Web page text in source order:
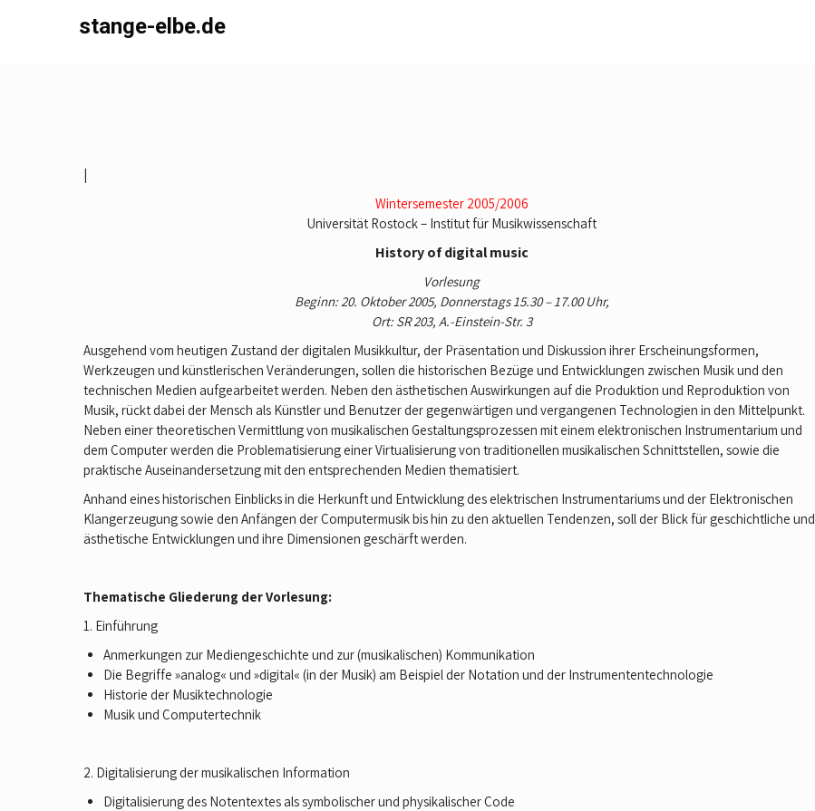
stange-elbe.de
|
Wintersemester 2005/2006
Universität Rostock – Institut für Musikwissenschaft
History of digital music
Vorlesung
Beginn: 20. Oktober 2005, Donnerstags 15.30 – 17.00 Uhr,
Ort: SR 203, A.-Einstein-Str. 3
Ausgehend vom heutigen Zustand der digitalen Musikkultur, der Präsentation und Diskussion ihrer Erscheinungsformen,
Werkzeugen und künstlerischen Veränderungen, sollen die historischen Bezüge und Entwicklungen zwischen Musik und den
technischen Medien aufgearbeitet werden. Neben den ästhetischen Auswirkungen auf die Produktion und Reproduktion von
Musik, rückt dabei der Mensch als Künstler und Benutzer der gegenwärtigen und vergangenen Technologien in den Mittelpunkt.
Neben einer theoretischen Vermittlung von musikalischen Gestaltungsprozessen mit einem elektronischen Instrumentarium und
dem Computer werden die Problematisierung einer Virtualisierung von traditionellen musikalischen Schnittstellen, sowie die
praktische Auseinandersetzung mit den entsprechenden Medien thematisiert.
Anhand eines historischen Einblicks in die Herkunft und Entwicklung des elektrischen Instrumentariums und der Elektronischen
Klangerzeugung sowie den Anfängen der Computermusik bis hin zu den aktuellen Tendenzen, soll der Blick für geschichtliche und
ästhetische Entwicklungen und ihre Dimensionen geschärft werden.
Thematische Gliederung der Vorlesung:
1. Einführung
Anmerkungen zur Mediengeschichte und zur (musikalischen) Kommunikation
Die Begriffe »analog« und »digital« (in der Musik) am Beispiel der Notation und der Instrumententechnologie
Historie der Musiktechnologie
Musik und Computertechnik
2. Digitalisierung der musikalischen Information
Digitalisierung des Notentextes als symbolischer und physikalischer Code